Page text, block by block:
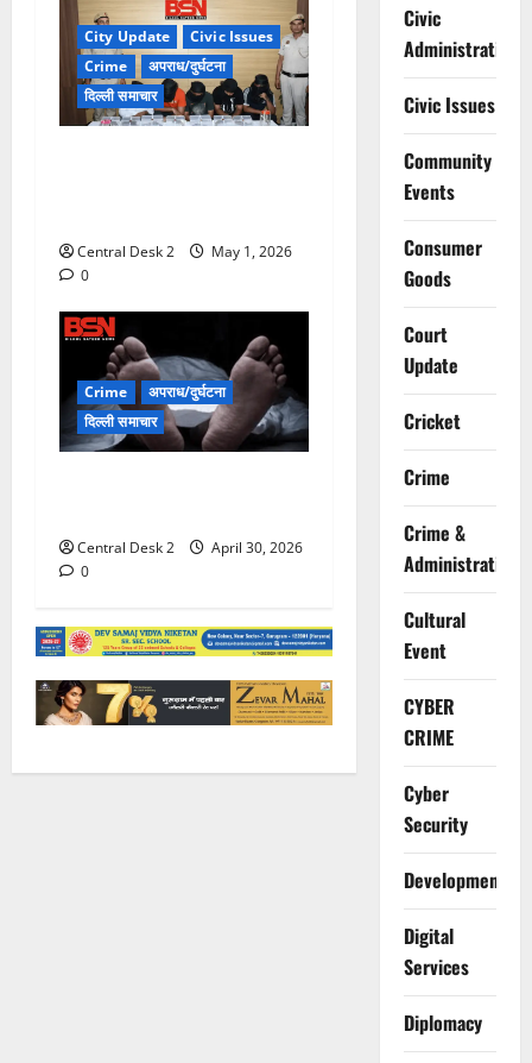
City Update
Civic Issues
Crime
अपराध/दुर्घटना
दिल्ली समाचार
Central Desk 2
May 1, 2026
0
Crime
अपराध/दुर्घटना
दिल्ली समाचार
Central Desk 2
April 30, 2026
0
Civic
Administration
Civic Issues
Community
Events
Consumer
Goods
Court
Update
Cricket
Crime
Crime &
Administration
Cultural
Event
CYBER
CRIME
Cyber
Security
Development
Digital
Services
Diplomacy